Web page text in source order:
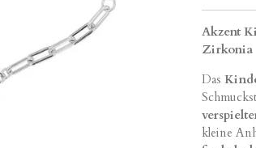
Akzent
Zirkonia
Das
kleine